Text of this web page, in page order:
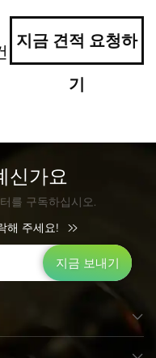
지금 견적 요청하
기
신가요
를 구독하십시오.
해 주세요!
지금 보내기